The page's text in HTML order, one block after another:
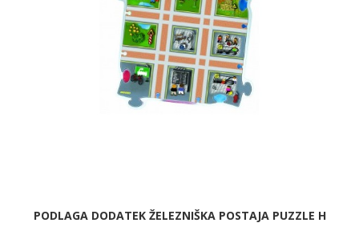
PODLAGA DODATEK ŽELEZNIŠKA POSTAJA PUZZLE H